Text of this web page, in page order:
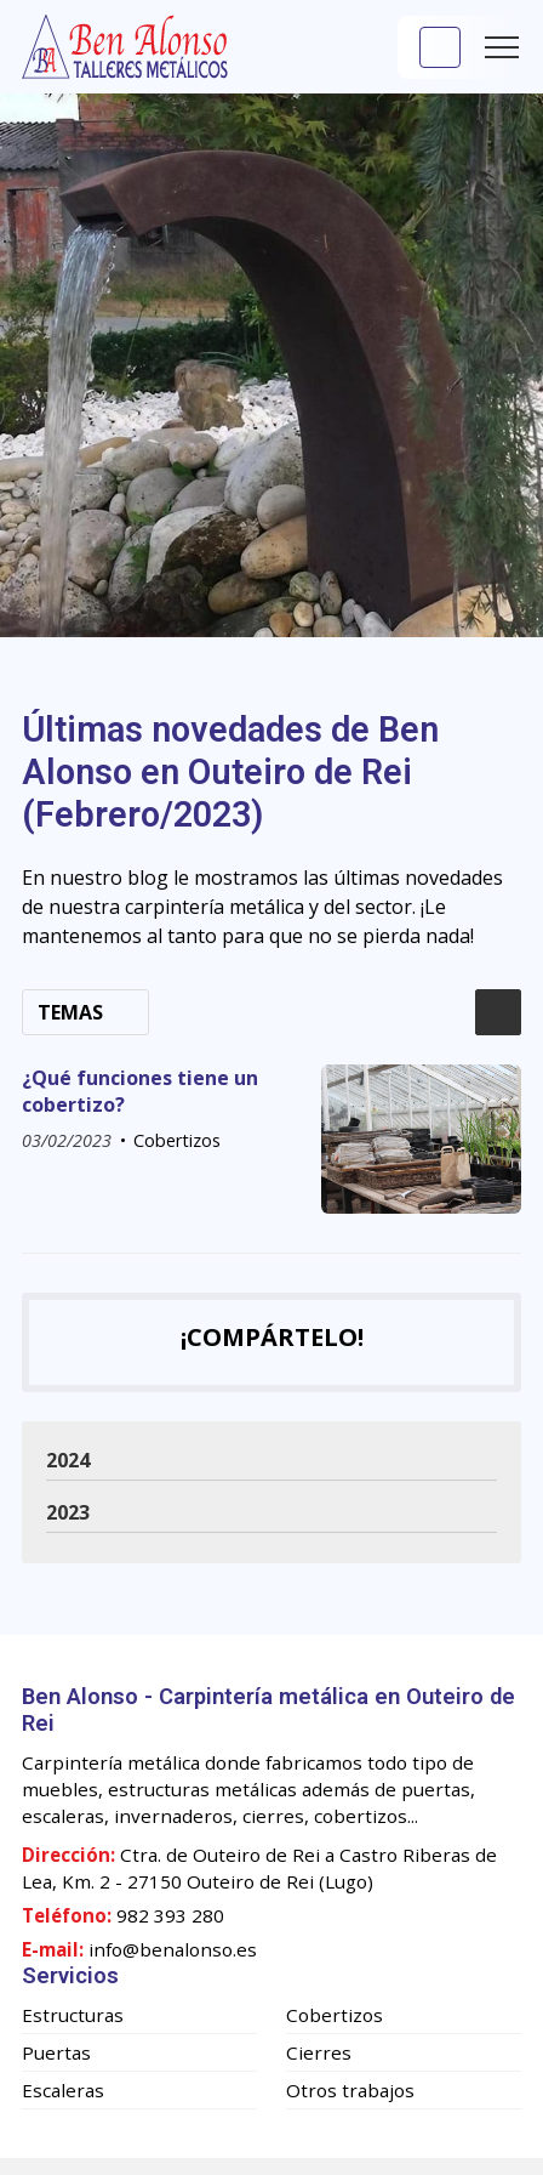
Últimas novedades de Ben
Alonso en Outeiro de Rei
(Febrero/2023)
En nuestro blog le mostramos las últimas novedades
de nuestra carpintería metálica y del sector. ¡Le
mantenemos al tanto para que no se pierda nada!
TEMAS
¿Qué funciones tiene un
cobertizo?
03/02/2023 Cobertizos
¡COMPÁRTELO!
2024
2023
Ben Alonso - Carpintería metálica en Outeiro de
Rei
Carpintería metálica donde fabricamos todo tipo de
muebles, estructuras metálicas además de puertas,
escaleras, invernaderos, cierres, cobertizos...
Dirección: Ctra. de Outeiro de Rei a Castro Riberas de
Lea, Km. 2 - 27150 Outeiro de Rei (Lugo)
Teléfono: 982 393 280
E-mail: info@benalonso.es
Servicios
Estructuras
Cobertizos
Puertas
Cierres
Escaleras
Otros trabajos